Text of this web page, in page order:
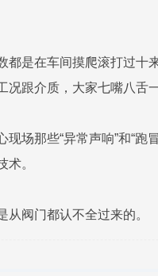
是在车间摸爬滚打过十
跟介质，大家七嘴八舌
场那些“异常声响”和“
术。
阀门都认不全过来的。